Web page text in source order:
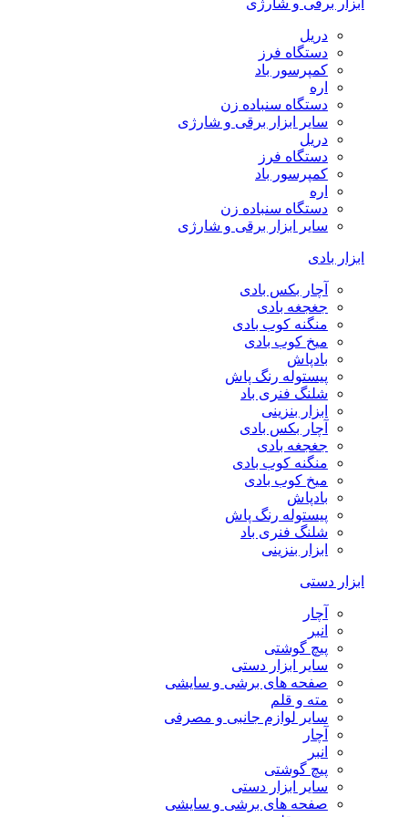
ابزار برقی و شارژی
دریل
دستگاه فرز
کمپرسور باد
اره
دستگاه سنباده زن
سایر ابزار برقی و شارژی
دریل
دستگاه فرز
کمپرسور باد
اره
دستگاه سنباده زن
سایر ابزار برقی و شارژی
ابزار بادی
آچار بکس بادی
جغجغه بادی
منگنه کوب بادی
میخ کوب بادی
بادپاش
پیستوله رنگ پاش
شلنگ فنری باد
ابزار بنزینی
آچار بکس بادی
جغجغه بادی
منگنه کوب بادی
میخ کوب بادی
بادپاش
پیستوله رنگ پاش
شلنگ فنری باد
ابزار بنزینی
ابزار دستی
آچار
انبر
پیچ گوشتی
سایر ابزار دستی
صفحه های برشی و سایشی
مته و قلم
سایر لوازم جانبی و مصرفی
آچار
انبر
پیچ گوشتی
سایر ابزار دستی
صفحه های برشی و سایشی